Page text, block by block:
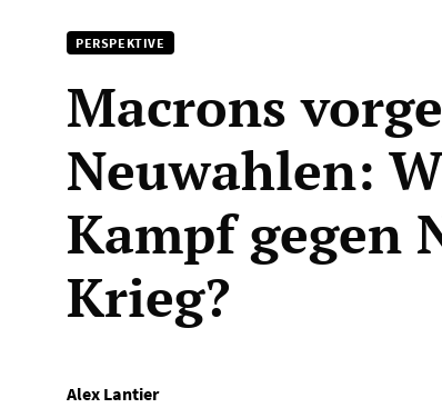
PERSPEKTIVE
Macrons
Neuwahlen:
Kampf gegen
Krieg?
Alex Lantier